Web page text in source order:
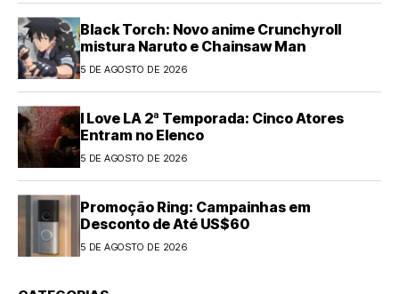
Black Torch: Novo anime Crunchyroll
mistura Naruto e Chainsaw Man
5 DE AGOSTO DE 2026
I Love LA 2ª Temporada: Cinco Atores
Entram no Elenco
5 DE AGOSTO DE 2026
Promoção Ring: Campainhas em
Desconto de Até US$60
5 DE AGOSTO DE 2026